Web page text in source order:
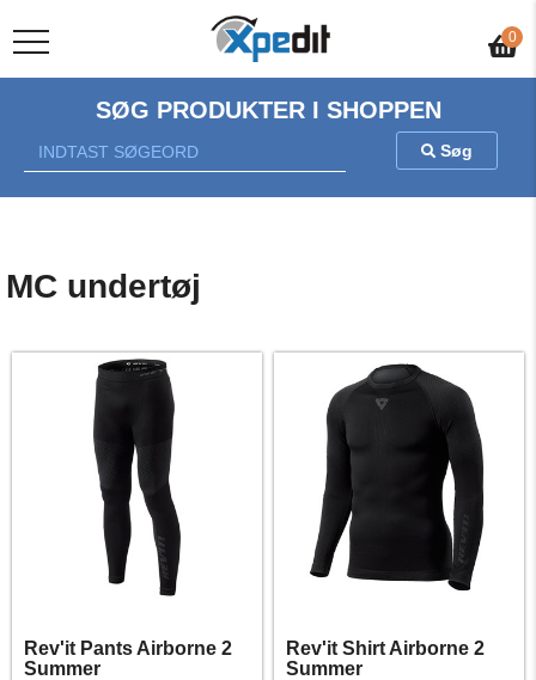
0
Gratis fragt v/køb over 500 kr.
SØG PRODUKTER I SHOPPEN
Søg
MC undertøj
Rev'it Pants Airborne 2
Summer
Rev'it Shirt Airborne 2
Summer